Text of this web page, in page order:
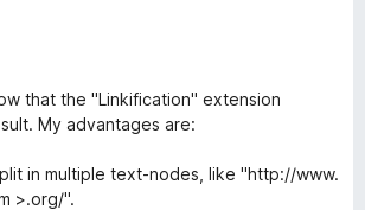
that the "Linkification" extension
My advantages are:
in multiple text-nodes, like "http://www.
>.org/".